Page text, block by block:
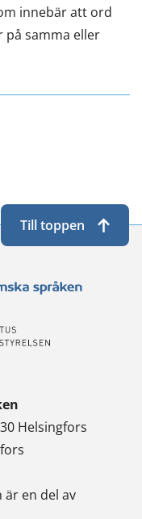
innebär att ord
på samma eller
Helsingfors
en del av
Till toppen